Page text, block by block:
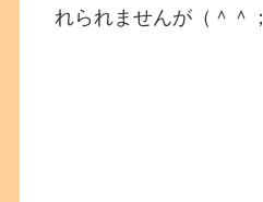
れられませんが（＾＾；